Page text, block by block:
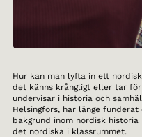
Hur kan man lyfta in ett
det känns krångligt eller tar
undervisar i historia och
Helsingfors, har länge
bakgrund inom nordisk
det nordiska i klassrummet.